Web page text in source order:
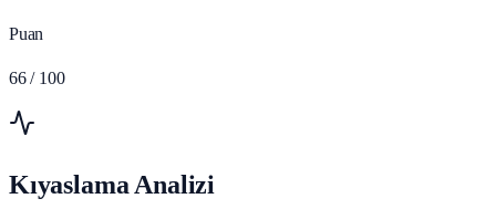
Puan
66 / 100
Kıyaslama Analizi